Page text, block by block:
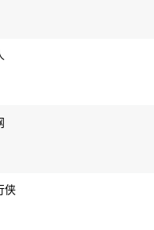
侠